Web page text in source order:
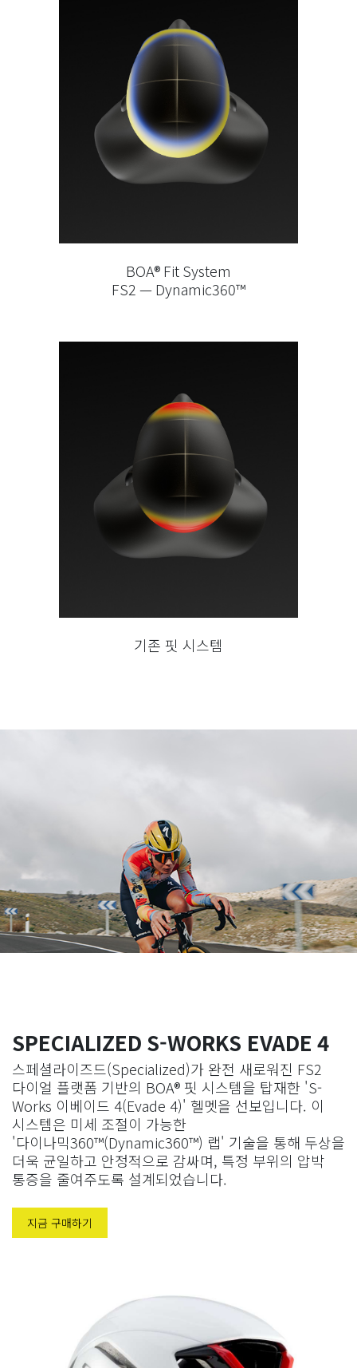
BOA® Fit System
FS2 — Dynamic360™
기존 핏 시스템
SPECIALIZED S-WORKS EVADE 4
스페셜라이즈드(Specialized)가 완전 새로워진 FS2
다이얼 플랫폼 기반의 BOA® 핏 시스템을 탑재한 'S-
Works 이베이드 4(Evade 4)' 헬멧을 선보입니다. 이
시스템은 미세 조절이 가능한
'다이나믹360™(Dynamic360™) 랩' 기술을 통해 두상을
더욱 균일하고 안정적으로 감싸며, 특정 부위의 압박
통증을 줄여주도록 설계되었습니다.
지금 구매하기